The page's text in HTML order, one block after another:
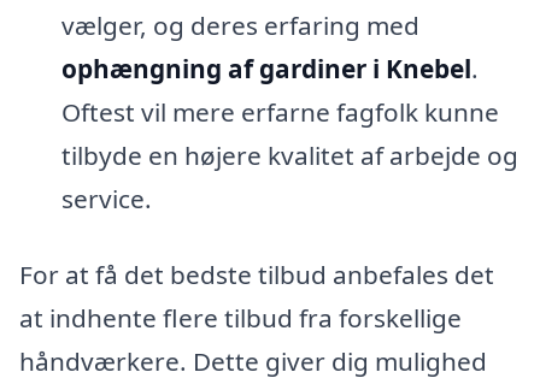
vælger, og deres erfaring med
ophængning af gardiner i Knebel.
Oftest vil mere erfarne fagfolk kunne
tilbyde en højere kvalitet af arbejde og
service.
For at få det bedste tilbud anbefales det
at indhente flere tilbud fra forskellige
håndværkere. Dette giver dig mulighed